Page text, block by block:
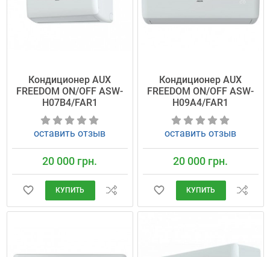
Кондиционер AUX
FREEDOM ON/OFF ASW-
H07B4/FAR1
оставить отзыв
20 000 грн.
КУПИТЬ
Кондиционер AUX
FREEDOM ON/OFF ASW-
H09A4/FAR1
оставить отзыв
20 000 грн.
КУПИТЬ